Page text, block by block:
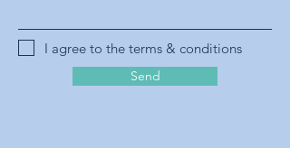
I agree to the terms & conditions
Send